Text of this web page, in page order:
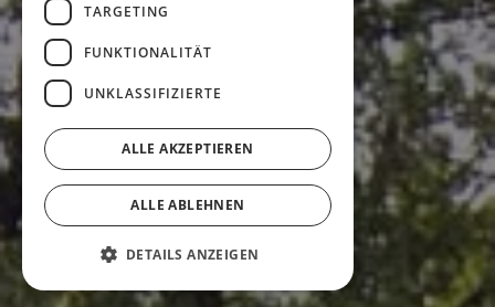
TARGETING
FUNKTIONALITÄT
UNKLASSIFIZIERTE
ALLE AKZEPTIEREN
ALLE ABLEHNEN
DETAILS ANZEIGEN